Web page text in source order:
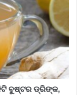
ବୁଷ୍ଟର ଡ୍ରିଙ୍କ,